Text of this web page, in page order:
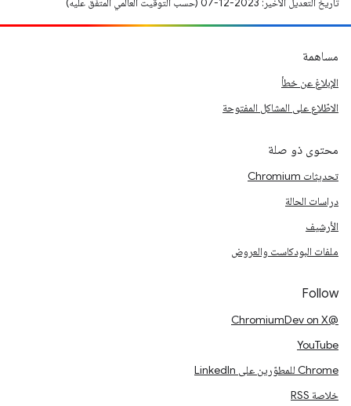
تاريخ التعديل الأخير: 2023-12-07 (حسب التوقيت العالمي المتفَّق عليه)
مساهمة
الإبلاغ عن خطأ
الاطّلاع على المشاكل المفتوحة
محتوى ذو صلة
تحديثات Chromium
دراسات الحالة
الأرشيف
ملفات البودكاست والعروض
Follow
@ChromiumDev on X
YouTube
Chrome للمطوّرين على LinkedIn
خلاصة RSS